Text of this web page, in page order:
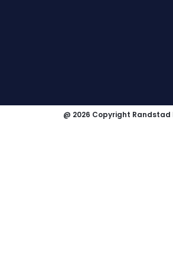
@ 2026 Copyright